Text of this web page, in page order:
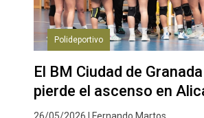
Polideportivo
El BM Ciudad de
pierde el ascenso en